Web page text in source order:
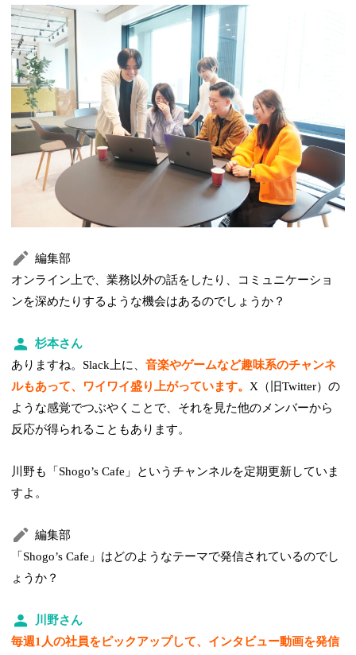
編集部
オンライン上で、業務以外の話をしたり、コミュニケーショ
ンを深めたりするような機会はあるのでしょうか？
杉本さん
ありますね。Slack上に、音楽やゲームなど趣味系のチャンネ
ルもあって、ワイワイ盛り上がっています。 X（旧Twitter）の
ような感覚でつぶやくことで、それを見た他のメンバーから
反応が得られることもあります。
川野も「Shogo’s Cafe」というチャンネルを定期更新していま
すよ。
編集部
「Shogo’s Cafe」はどのようなテーマで発信されているのでし
ょうか？
川野さん
毎週1人の社員をピックアップして、インタビュー動画を発信